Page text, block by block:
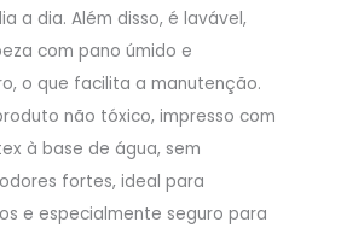
a dia. Além disso, é lavável,
com pano úmido e
o que facilita a manutenção.
não tóxico, impresso com
à base de água, sem
fortes, ideal para
e especialmente seguro para